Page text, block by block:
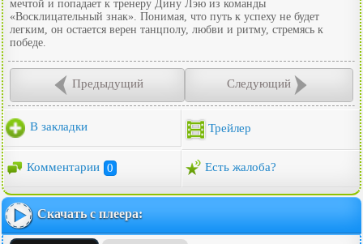
мечтой и попадает к тренеру Дину Лэю из команды
«Восклицательный знак». Понимая, что путь к успеху не будет
легким, он остается верен танцполу, любви и ритму, стремясь к
победе.
Предыдущий Следующий
В закладки Трейлер
Комментарии 0 Есть жалоба?
Скачать с плеера: